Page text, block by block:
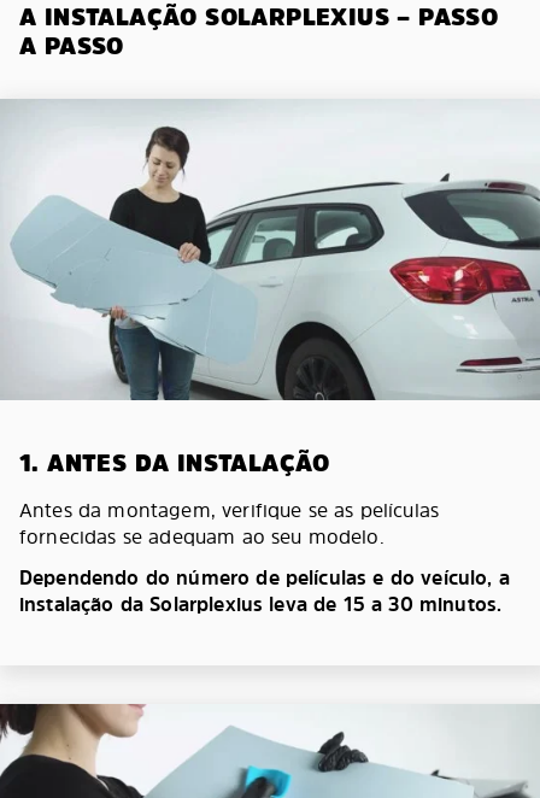
A INSTALAÇÃO SOLARPLEXIUS – PASSO
A PASSO
1. ANTES DA INSTALAÇÃO
Antes da montagem, verifique se as películas
fornecidas se adequam ao seu modelo.
Dependendo do número de películas e do veículo, a
instalação da Solarplexius leva de 15 a 30 minutos.